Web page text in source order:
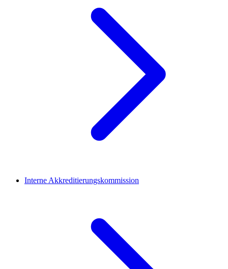
Interne Akkreditierungskommission